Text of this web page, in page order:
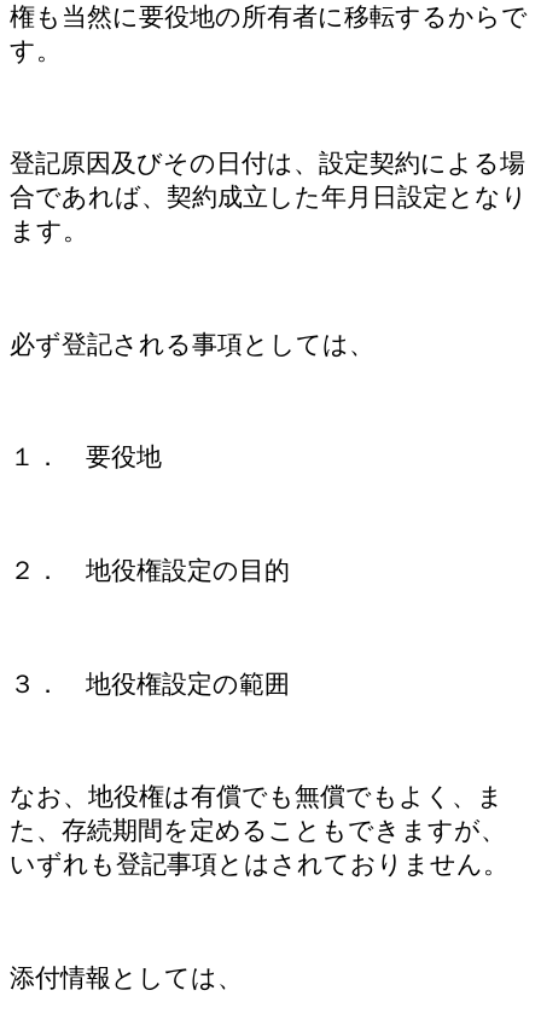
権も当然に要役地の所有者に移転するからで
す。
登記原因及びその日付は、設定契約による場
合であれば、契約成立した年月日設定となり
ます。
必ず登記される事項としては、
１． 要役地
２． 地役権設定の目的
３． 地役権設定の範囲
なお、地役権は有償でも無償でもよく、ま
た、存続期間を定めることもできますが、
いずれも登記事項とはされておりません。
添付情報としては、